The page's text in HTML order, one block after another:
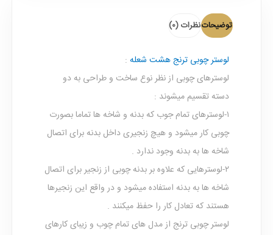
توضیحاتنظرات (0)
لوستر چوبی ترنج هشت شعله :
لوسترهای چوبی از نظر نوع ساخت و طراحی به دو
دسته تقسیم میشوند :
۱-لوسترهای تمام جوب که بدنه و شاخه ها تماما بصورت
چوبی کار میشود و هیچ زنجیری داخل بدنه برای اتصال
شاخه ها به بدنه وجود ندارد .
۲-لوسترهایی که علاوه بر بدنه چوبی از زنجیر برای اتصال
شاخه ها به بدنه استفاده میشود و در واقع این زنجیرها
هستند که تعادل کار را حفظ میکنند .
لوستر چوبی ترنج از مدل های تمام چوب و زیبای کارهای